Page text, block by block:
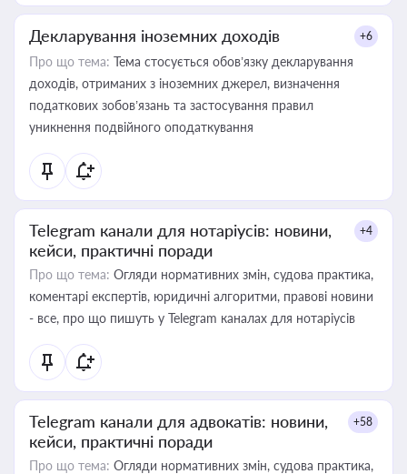
Декларування іноземних доходів +6
Про що тема: Тема стосується обов’язку декларування
доходів, отриманих з іноземних джерел, визначення
податкових зобов’язань та застосування правил
уникнення подвійного оподаткування
Telegram канали для нотаріусів: новини,
кейси, практичні поради
+4
Про що тема: Огляди нормативних змін, судова практика,
коментарі експертів, юридичні алгоритми, правові новини
- все, про що пишуть у Telegram каналах для нотаріусів
Telegram канали для адвокатів: новини,
кейси, практичні поради
+58
Про що тема: Огляди нормативних змін, судова практика,